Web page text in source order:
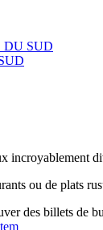
DU SUD
incroyablement
ou de plats
des billets de